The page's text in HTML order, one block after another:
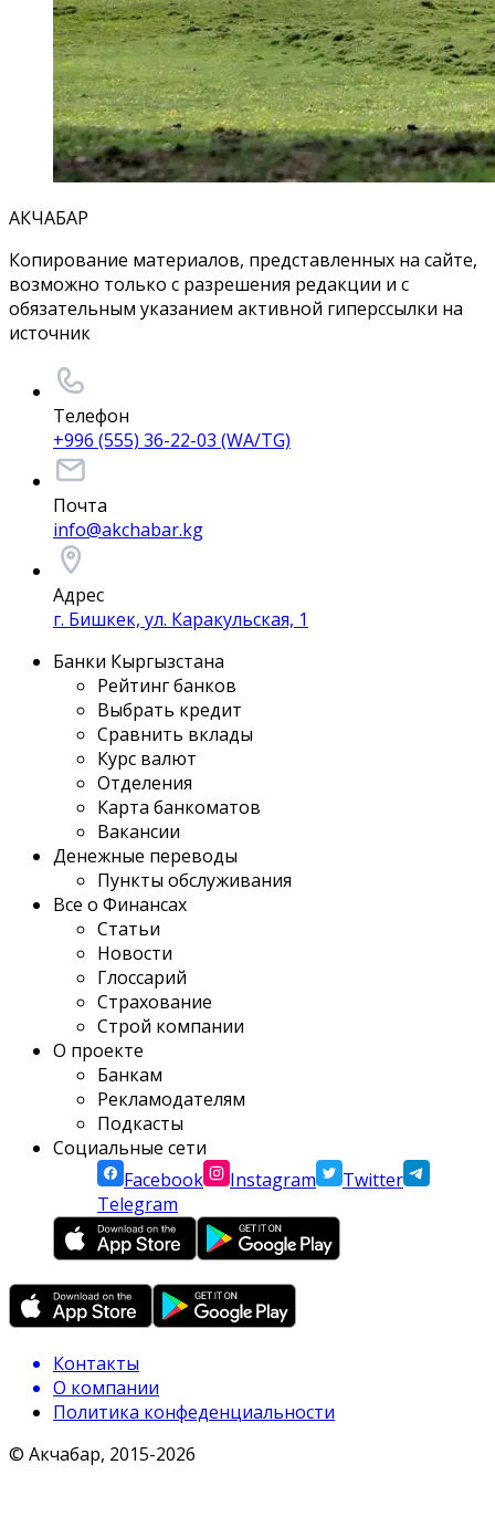
АКЧАБАР
Копирование материалов, представленных на сайте,
возможно только с разрешения редакции и с
обязательным указанием активной гиперссылки на
источник
Телефон
+996 (555) 36-22-03 (WA/TG)
Почта
info@akchabar.kg
Адрес
г. Бишкек, ул. Каракульская, 1
Банки Кыргызстана
Рейтинг банков
Выбрать кредит
Сравнить вклады
Курс валют
Отделения
Карта банкоматов
Вакансии
Денежные переводы
Пункты обслуживания
Все о Финансах
Статьи
Новости
Глоссарий
Страхование
Строй компании
О проекте
Банкам
Рекламодателям
Подкасты
Социальные сети
Facebook
Instagram
Twitter
Telegram
Контакты
О компании
Политика конфеденциальности
© Акчабар, 2015-2026